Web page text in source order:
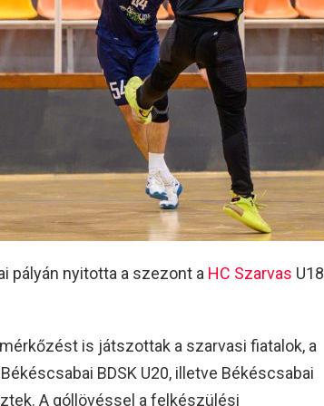
pályán nyitotta a szezont a HC Szarvas U18
is játszottak a szarvasi fiatalok, a
BDSK U20, illetve Békéscsabai
A góllövéssel a felkészülési